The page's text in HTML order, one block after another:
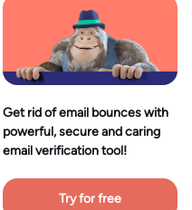
Get rid of email bounces with
powerful, secure and caring
email verification tool!
Try for free